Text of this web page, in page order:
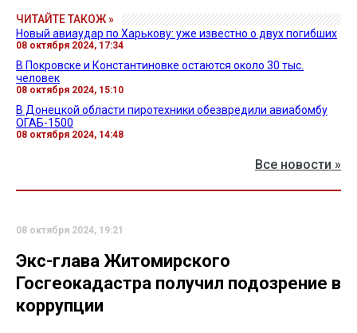
ЧИТАЙТЕ ТАКОЖ »
Новый авиаудар по Харькову: уже известно о двух погибших
08 октября 2024, 17:34
В Покровске и Константиновке остаются около 30 тыс.
человек
08 октября 2024, 15:10
В Донецкой области пиротехники обезвредили авиабомбу
ОГАБ-1500
08 октября 2024, 14:48
Все новости »
08 октября 2024, 19:21
Экс-глава Житомирского
Госгеокадастра получил подозрение в
коррупции